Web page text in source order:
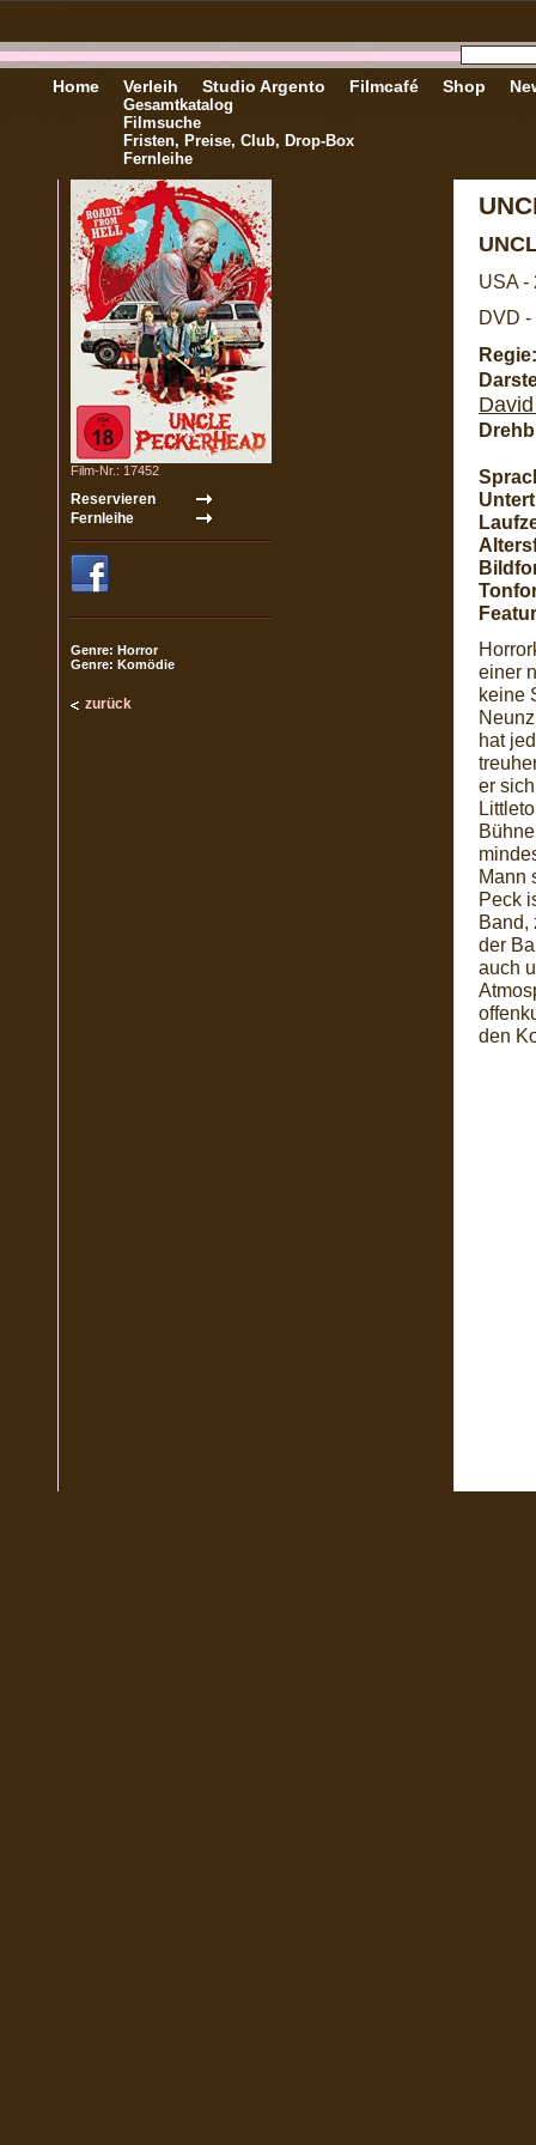
Home Verleih
Gesamtkatalog
Filmsuche
Fristen, Preise, Club, Drop-Box
Fernleihe
Studio Argento Filmcafé Shop
Film-Nr.: 17452
Genre: Horror
Genre: Komödie
zurück
USA -
DVD -
Regie:
einer
keine
hat
er
Mann
Peck
Band,
der
auch
den